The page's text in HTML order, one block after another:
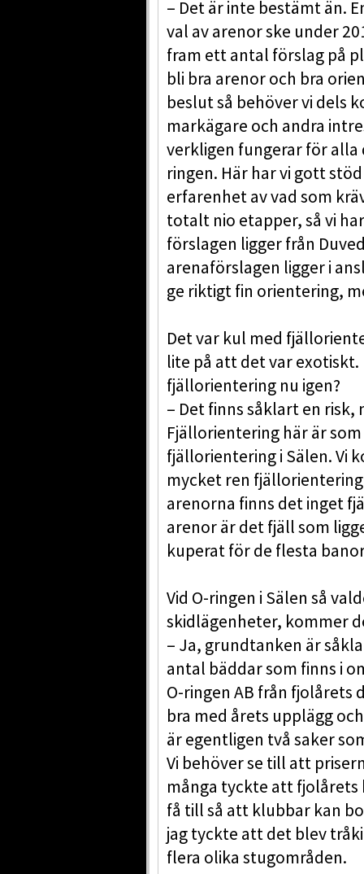
– Det är inte bestämt än.
val av arenor ske under
fram ett antal förslag på
bli bra arenor och bra
beslut så behöver vi dels
markägare och andra
verkligen fungerar för alla
ringen. Här har vi gott
erfarenhet av vad som
totalt nio etapper, så vi
förslagen ligger från
arenaförslagen ligger i
ge riktigt fin orientering,
Det var kul med
lite på att det var
fjällorientering nu igen?
– Det finns såklart en
Fjällorientering här är
fjällorientering i Sälen. Vi
mycket ren
arenorna finns det inget
arenor är det fjäll som
kuperat för de flesta
Vid O-ringen i Sälen så
skidlägenheter, kommer
– Ja, grundtanken är
antal bäddar som finns i
O-ringen AB från fjolårets
bra med årets upplägg
är egentligen två saker
Vi behöver se till att
många tyckte att fjolårets
få till så att klubbar kan
jag tyckte att det blev
flera olika stugområden.